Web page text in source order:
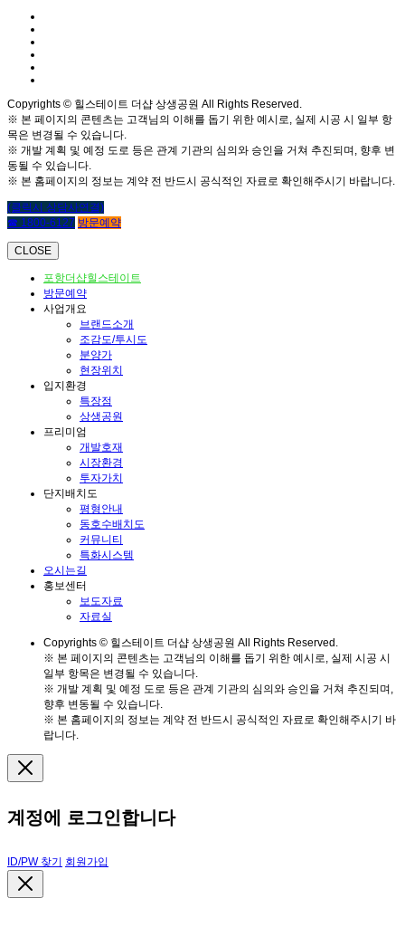
Copyrights © 힐스테이트 더샵 상생공원 All Rights Reserved.
※ 본 페이지의 콘텐츠는 고객님의 이해를 돕기 위한 예시로, 실제 시공 시 일부 항
목은 변경될 수 있습니다.
※ 개발 계획 및 예정 도로 등은 관계 기관의 심의와 승인을 거쳐 추진되며, 향후 변
동될 수 있습니다.
※ 본 홈페이지의 정보는 계약 전 반드시 공식적인 자료로 확인해주시기 바랍니다.
(클릭시 상담사연결)
☎ 1800-6127 방문예약
CLOSE
포항더샵힐스테이트
방문예약
사업개요
브랜드소개
조감도/투시도
분양가
현장위치
입지환경
특장점
상생공원
프리미엄
개발호재
시장환경
투자가치
단지배치도
평형안내
동호수배치도
커뮤니티
특화시스템
오시는길
홍보센터
보도자료
자료실
Copyrights © 힐스테이트 더샵 상생공원 All Rights Reserved.
※ 본 페이지의 콘텐츠는 고객님의 이해를 돕기 위한 예시로, 실제 시공 시
일부 항목은 변경될 수 있습니다.
※ 개발 계획 및 예정 도로 등은 관계 기관의 심의와 승인을 거쳐 추진되며,
향후 변동될 수 있습니다.
※ 본 홈페이지의 정보는 계약 전 반드시 공식적인 자료로 확인해주시기 바
랍니다.
계정에 로그인합니다
ID/PW 찾기 회원가입